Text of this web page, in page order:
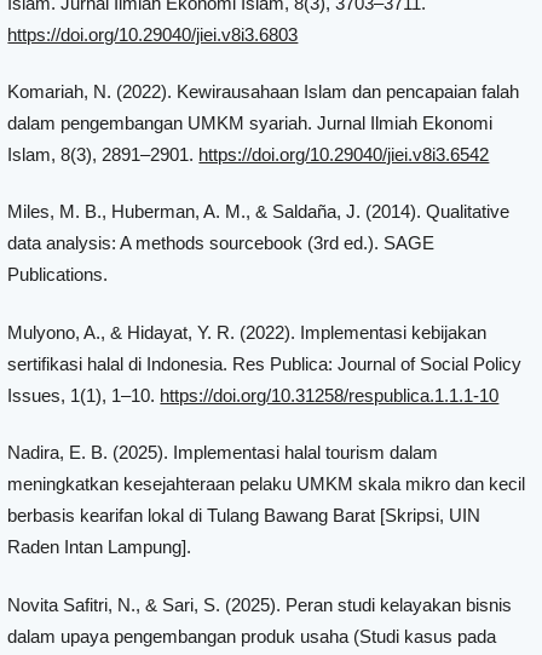
https://doi.org/10.29040/jiei.v8i3.6803
Komariah, N. (2022). Kewirausahaan Islam dan pencapaian falah
dalam pengembangan UMKM syariah. Jurnal Ilmiah Ekonomi
Islam, 8(3), 2891–2901. https://doi.org/10.29040/jiei.v8i3.6542
Miles, M. B., Huberman, A. M., & Saldaña, J. (2014). Qualitative
data analysis: A methods sourcebook (3rd ed.). SAGE
Publications.
Mulyono, A., & Hidayat, Y. R. (2022). Implementasi kebijakan
sertifikasi halal di Indonesia. Res Publica: Journal of Social Policy
Issues, 1(1), 1–10. https://doi.org/10.31258/respublica.1.1.1-10
Nadira, E. B. (2025). Implementasi halal tourism dalam
meningkatkan kesejahteraan pelaku UMKM skala mikro dan kecil
berbasis kearifan lokal di Tulang Bawang Barat [Skripsi, UIN
Raden Intan Lampung].
Novita Safitri, N., & Sari, S. (2025). Peran studi kelayakan bisnis
dalam upaya pengembangan produk usaha (Studi kasus pada